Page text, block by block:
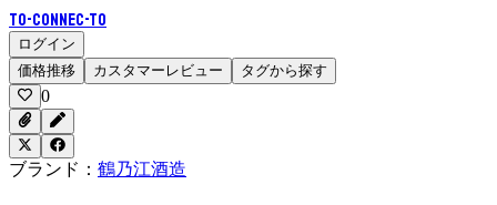
To-Connec-TO
ログイン
価格推移
カスタマーレビュー タグから探す
0
ブランド： 鶴乃江酒造